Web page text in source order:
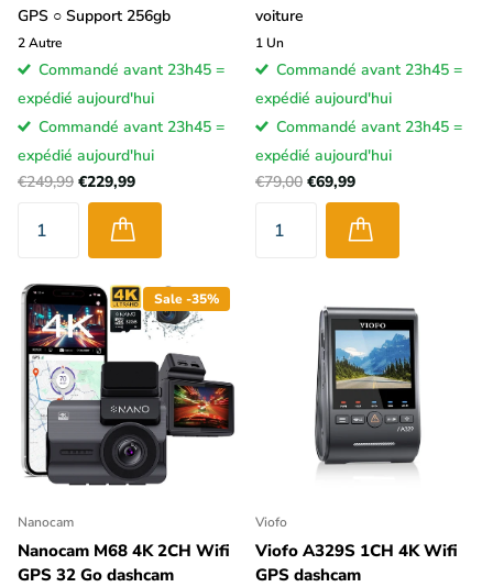
GPS ○ Support 256gb
2Autre
Commandé avant 23h45 =
expédié aujourd'hui
Commandé avant 23h45 =
expédié aujourd'hui
€249,99 €229,99
voiture
1 Un
Commandé avant 23h45 =
expédié aujourd'hui
Commandé avant 23h45 =
expédié aujourd'hui
€79,00 €69,99
Sale -35%
Nanocam
Nanocam M68 4K 2CH Wifi
GPS 32 Go dashcam
Viofo
Viofo A329S 1CH 4K Wifi
GPS dashcam